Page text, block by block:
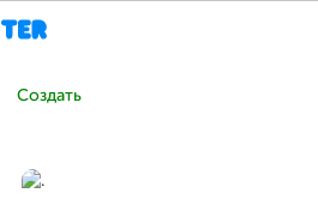
Создать